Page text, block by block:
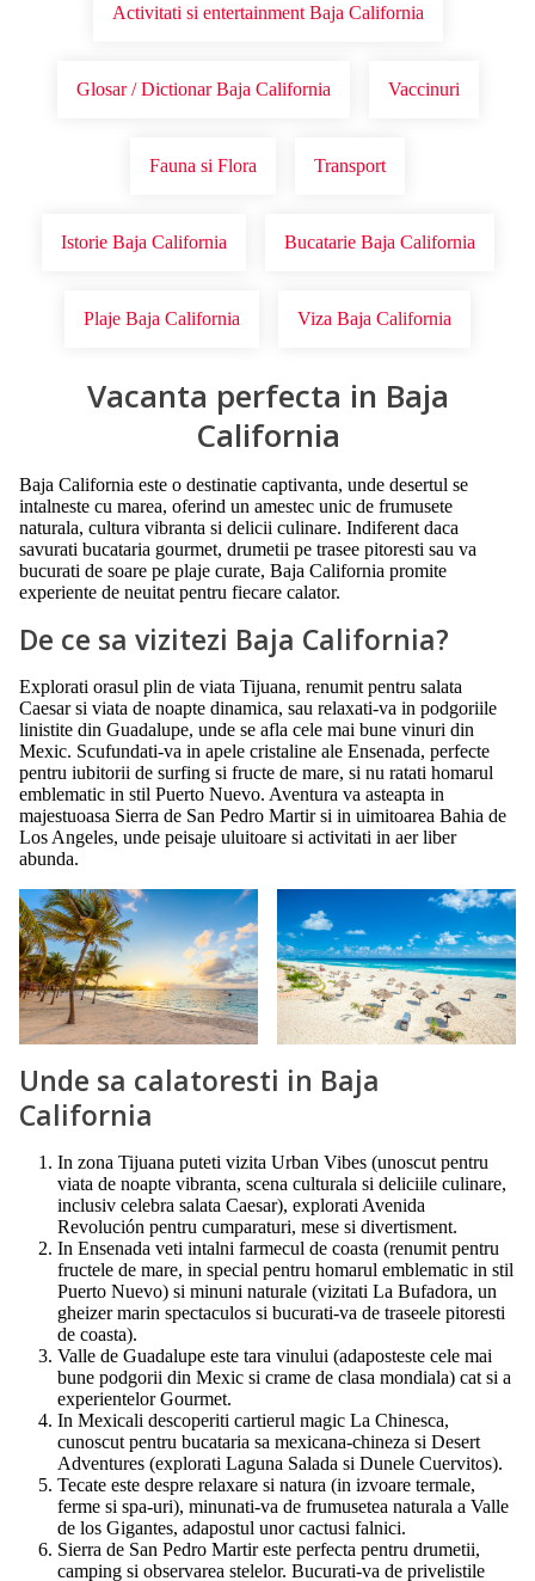
Activitati si entertainment Baja California
Glosar / Dictionar Baja California Vaccinuri
Fauna si Flora Transport
Istorie Baja California Bucatarie Baja California
Plaje Baja California Viza Baja California
Vacanta perfecta in Baja
California
Baja California este o destinatie captivanta, unde desertul se
intalneste cu marea, oferind un amestec unic de frumusete
naturala, cultura vibranta si delicii culinare. Indiferent daca
savurati bucataria gourmet, drumetii pe trasee pitoresti sau va
bucurati de soare pe plaje curate, Baja California promite
experiente de neuitat pentru fiecare calator.
De ce sa vizitezi Baja California?
Explorati orasul plin de viata Tijuana, renumit pentru salata
Caesar si viata de noapte dinamica, sau relaxati-va in podgoriile
linistite din Guadalupe, unde se afla cele mai bune vinuri din
Mexic. Scufundati-va in apele cristaline ale Ensenada, perfecte
pentru iubitorii de surfing si fructe de mare, si nu ratati homarul
emblematic in stil Puerto Nuevo. Aventura va asteapta in
majestuoasa Sierra de San Pedro Martir si in uimitoarea Bahia de
Los Angeles, unde peisaje uluitoare si activitati in aer liber
abunda.
Unde sa calatoresti in Baja
California
In zona Tijuana puteti vizita Urban Vibes (unoscut pentru
viata de noapte vibranta, scena culturala si deliciile culinare,
inclusiv celebra salata Caesar), explorati Avenida
Revolución pentru cumparaturi, mese si divertisment.
In Ensenada veti intalni farmecul de coasta (renumit pentru
fructele de mare, in special pentru homarul emblematic in stil
Puerto Nuevo) si minuni naturale (vizitati La Bufadora, un
gheizer marin spectaculos si bucurati-va de traseele pitoresti
de coasta).
Valle de Guadalupe este tara vinului (adaposteste cele mai
bune podgorii din Mexic si crame de clasa mondiala) cat si a
experientelor Gourmet.
In Mexicali descoperiti cartierul magic La Chinesca,
cunoscut pentru bucataria sa mexicana-chineza si Desert
Adventures (explorati Laguna Salada si Dunele Cuervitos).
Tecate este despre relaxare si natura (in izvoare termale,
ferme si spa-uri), minunati-va de frumusetea naturala a Valle
de los Gigantes, adapostul unor cactusi falnici.
Sierra de San Pedro Martir este perfecta pentru drumetii,
camping si observarea stelelor. Bucurati-va de privelistile